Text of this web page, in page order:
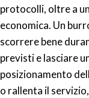
protocolli, oltre a
economica. Un
scorrere bene
previsti e lasciare
posizionamento
o rallenta il